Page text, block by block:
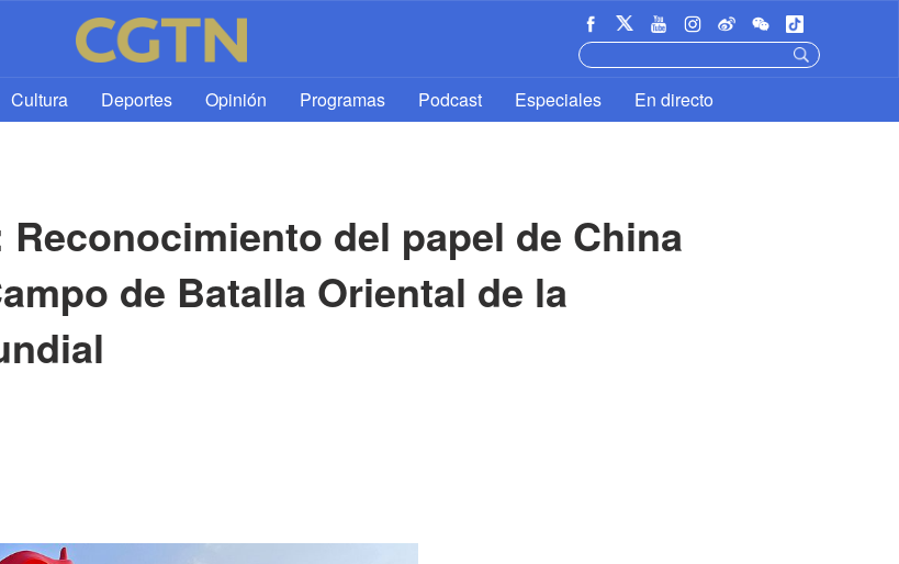
Cultura Deportes Opinión Programas Podcast Especiales En directo
Reconocimiento del papel de China
de Batalla Oriental de la